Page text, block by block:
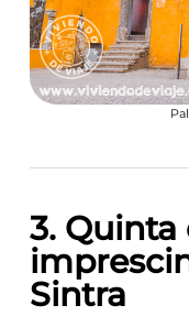
3. Quinta
Sintra